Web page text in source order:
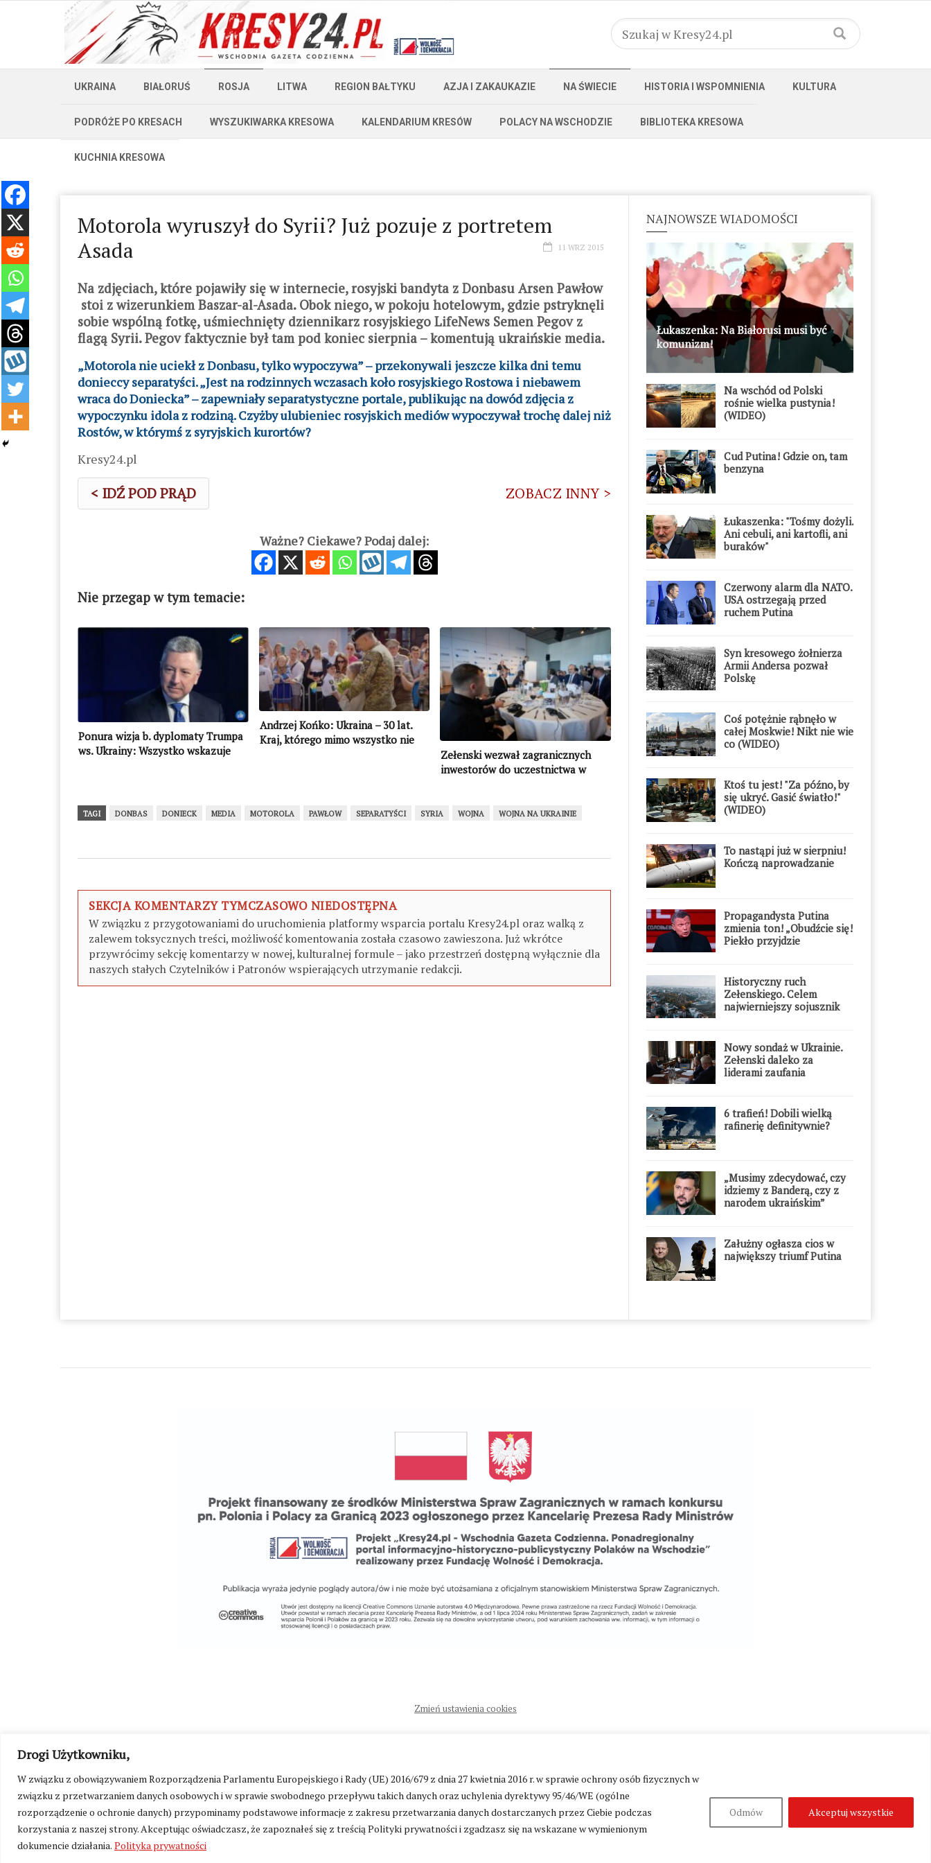
Drogi Użytkowniku,
W związku z obowiązywaniem Rozporządzenia Parlamentu Europejskiego i Rady (UE) 2016/679 z dnia 27 kwietnia 2016 r. w sprawie ochrony osób fizycznych w
związku z przetwarzaniem danych osobowych i w sprawie swobodnego przepływu takich danych oraz uchylenia dyrektywy 95/46/WE (ogólne
rozporządzenie o ochronie danych) przypominamy podstawowe informacje z zakresu przetwarzania danych dostarczanych przez Ciebie podczas
korzystania z naszej strony. Akceptując oświadczasz, że zapoznałeś się z treścią Polityki prywatności i zgadzasz się na wskazane w wymienionym
dokumencie działania. Polityka prywatności
Odmów Akceptuj wszystkie
UKRAINA BIAŁORUŚ ROSJA LITWA REGION BAŁTYKU AZJA I ZAKAUKAZIE NA ŚWIECIE HISTORIA I WSPOMNIENIA KULTURA
PODRÓŻE PO KRESACH WYSZUKIWARKA KRESOWA KALENDARIUM KRESÓW POLACY NA WSCHODZIE BIBLIOTEKA KRESOWA
KUCHNIA KRESOWA
Motorola wyruszył do Syrii? Już pozuje z portretem
Asada
11 WRZ 2015
Na zdjęciach, które pojawiły się w internecie, rosyjski bandyta z Donbasu Arsen Pawłow
stoi z wizerunkiem Baszar-al-Asada. Obok niego, w pokoju hotelowym, gdzie pstryknęli
sobie wspólną fotkę, uśmiechnięty dziennikarz rosyjskiego LifeNews Semen Pegov z
flagą Syrii. Pegov faktycznie był tam pod koniec sierpnia – komentują ukraińskie media.
„Motorola nie uciekł z Donbasu, tylko wypoczywa” – przekonywali jeszcze kilka dni temu
donieccy separatyści. „Jest na rodzinnych wczasach koło rosyjskiego Rostowa i niebawem
wraca do Doniecka” – zapewniały separatystyczne portale, publikując na dowód zdjęcia z
wypoczynku idola z rodziną. Czyżby ulubieniec rosyjskich mediów wypoczywał trochę dalej niż
Rostów, w którymś z syryjskich kurortów?
Kresy24.pl
< IDŹ POD PRĄD ZOBACZ INNY >
Ważne? Ciekawe? Podaj dalej:
Nie przegap w tym temacie:
Ponura wizja b. dyplomaty Trumpa
ws. Ukrainy: Wszystko wskazuje
Andrzej Końko: Ukraina – 30 lat.
Kraj, którego mimo wszystko nie
Zełenski wezwał zagranicznych
inwestorów do uczestnictwa w
TAGI DONBAS DONIECK MEDIA MOTOROLA PAWŁOW SEPARATYŚCI SYRIA WOJNA WOJNA NA UKRAINIE
SEKCJA KOMENTARZY TYMCZASOWO NIEDOSTĘPNA
W związku z przygotowaniami do uruchomienia platformy wsparcia portalu Kresy24.pl oraz walką z
zalewem toksycznych treści, możliwość komentowania została czasowo zawieszona. Już wkrótce
przywrócimy sekcję komentarzy w nowej, kulturalnej formule – jako przestrzeń dostępną wyłącznie dla
naszych stałych Czytelników i Patronów wspierających utrzymanie redakcji.
NAJNOWSZE WIADOMOŚCI
Łukaszenka: Na Białorusi musi być
komunizm!
Na wschód od Polski
rośnie wielka pustynia!
(WIDEO)
Cud Putina! Gdzie on, tam
benzyna
Łukaszenka: "Tośmy dożyli.
Ani cebuli, ani kartofli, ani
buraków"
Czerwony alarm dla NATO.
USA ostrzegają przed
ruchem Putina
Syn kresowego żołnierza
Armii Andersa pozwał
Polskę
Coś potężnie rąbnęło w
całej Moskwie! Nikt nie wie
co (WIDEO)
Ktoś tu jest! "Za późno, by
się ukryć. Gasić światło!"
(WIDEO)
To nastąpi już w sierpniu!
Kończą naprowadzanie
Propagandysta Putina
zmienia ton! „Obudźcie się!
Piekło przyjdzie
Historyczny ruch
Zełenskiego. Celem
najwierniejszy sojusznik
Nowy sondaż w Ukrainie.
Zełenski daleko za
liderami zaufania
6 trafień! Dobili wielką
rafinerię definitywnie?
„Musimy zdecydować, czy
idziemy z Banderą, czy z
narodem ukraińskim”
Załużny ogłasza cios w
największy triumf Putina
Zmień ustawienia cookies
©Kresy24.pl2026. Wszelkie Prawa Zastrzeżone.